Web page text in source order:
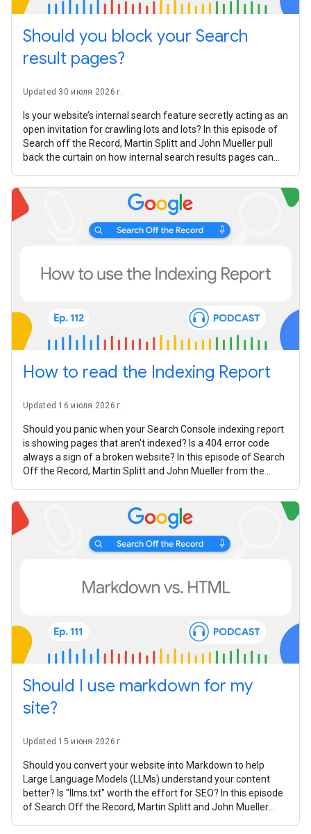
Should you block your Search
result pages?
Updated 30 июля 2026 г.
Is your website’s internal search feature secretly acting as an
open invitation for crawling lots and lots? In this episode of
Search off the Record, Martin Splitt and John Mueller pull
back the curtain on how internal search results pages can
How to read the Indexing Report
Updated 16 июля 2026 г.
Should you panic when your Search Console indexing report
is showing pages that aren't indexed? Is a 404 error code
always a sign of a broken website? In this episode of Search
Off the Record, Martin Splitt and John Mueller from the
Should I use markdown for my
site?
Updated 15 июня 2026 г.
Should you convert your website into Markdown to help
Large Language Models (LLMs) understand your content
better? Is "llms.txt" worth the effort for SEO? In this episode
of Search Off the Record, Martin Splitt and John Mueller